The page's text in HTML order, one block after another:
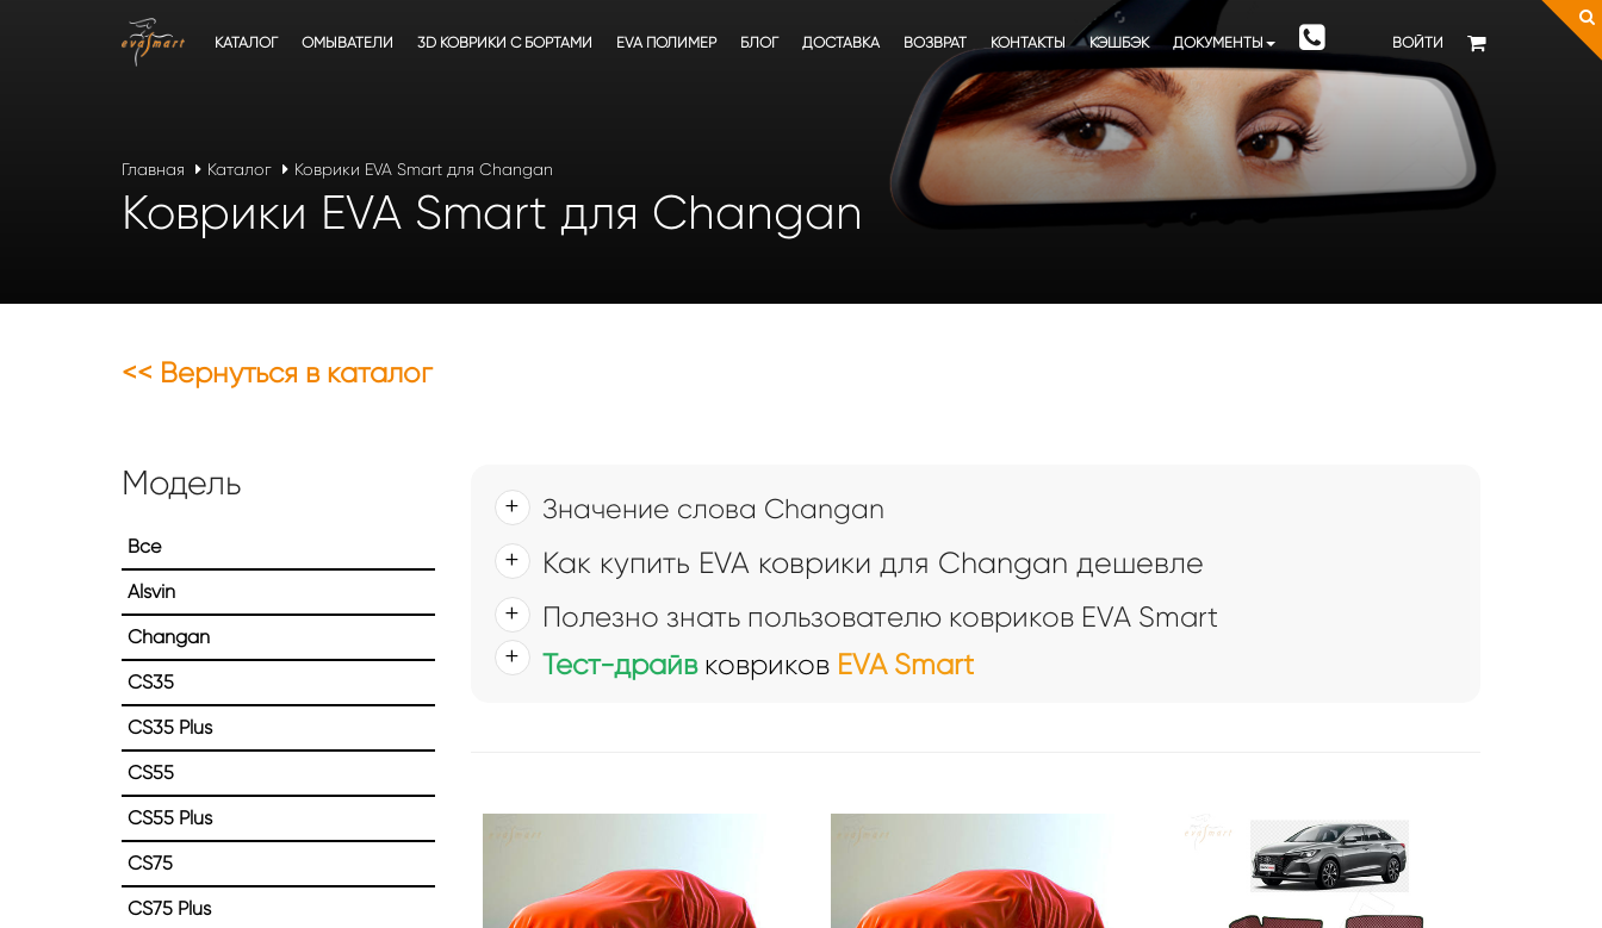
ВОЙТИ
КАТАЛОГ ОМЫВАТЕЛИ 3D КОВРИКИ C БОРТАМИ EVA ПОЛИМЕР БЛОГ ДОСТАВКА ВОЗВРАТ КОНТАКТЫ КЭШБЭК ДОКУМЕНТЫ
Главная Каталог Коврики EVA Smart для Changan
Коврики EVA Smart для Changan
<< Вернуться в каталог
Значение слова Changan
Как купить EVA коврики для Changan дешевле
Полезно знать пользователю ковриков EVA Smart
Тест-драйвковриков EVA Smart
Модель
Все
Alsvin
Changan
CS35
CS35 Plus
CS55
CS55 Plus
CS75
CS75 Plus